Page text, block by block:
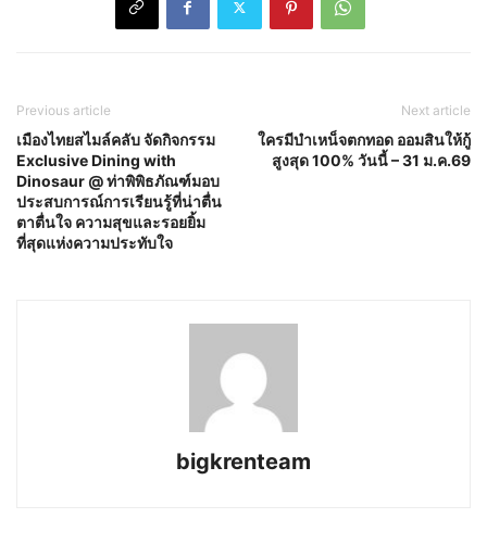
Previous article
เมืองไทยสไมล์คลับ จัดกิจกรรม
Exclusive Dining with
Dinosaur @ ท่าพิพิธภัณฑ์มอบ
ประสบการณ์การเรียนรู้ที่น่าตื่น
ตาตื่นใจ ความสุขและรอยยิ้ม
ที่สุดแห่งความประทับใจ
Next article
ใครมีบำเหน็จตกทอด ออมสินให้กู้
สูงสุด 100% วันนี้ – 31 ม.ค.69
bigkrenteam